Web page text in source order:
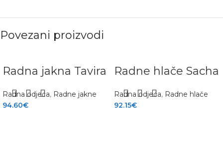
Povezani proizvodi
Radna jakna Tavira
Radna odjeća, Radne jakne
94.60€
Radne hlače Sacha
Radna odjeća, Radne hlače
92.15€